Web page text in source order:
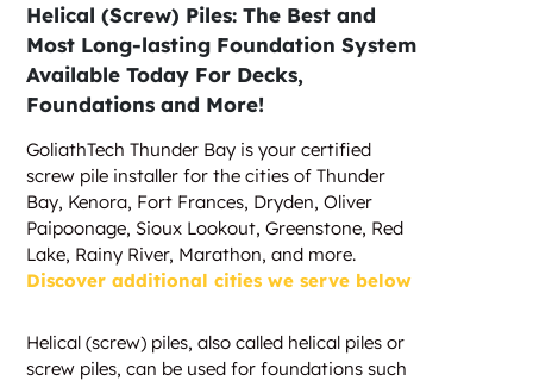
Helical (Screw) Piles: The Best and
Most Long-lasting Foundation System
Available Today For Decks,
Foundations and More!
GoliathTech Thunder Bay is your certified
screw pile installer for the cities of Thunder
Bay, Kenora, Fort Frances, Dryden, Oliver
Paipoonage, Sioux Lookout, Greenstone, Red
Lake, Rainy River, Marathon, and more.
Discover additional cities we serve below
Helical (screw) piles, also called helical piles or
screw piles, can be used for foundations such